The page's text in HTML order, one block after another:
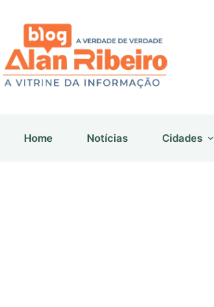
conteúdo
Home Notícias Cidades